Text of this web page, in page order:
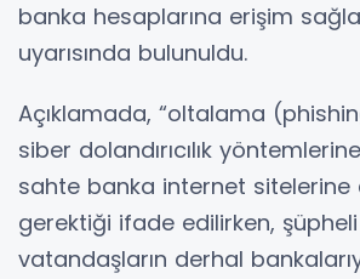
banka hesaplarına erişim
uyarısında bulunuldu.
Açıklamada, “oltalama
siber dolandırıcılık
sahte banka internet sitelerine
gerektiği ifade edilirken,
vatandaşların derhal